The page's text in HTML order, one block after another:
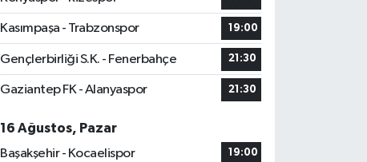
Kasımpaşa - Trabzonspor 19:00
Gençlerbirliği S.K. - Fenerbahçe 21:30
Gaziantep FK - Alanyaspor 21:30
16 Ağustos, Pazar
Başakşehir - Kocaelispor
19:00